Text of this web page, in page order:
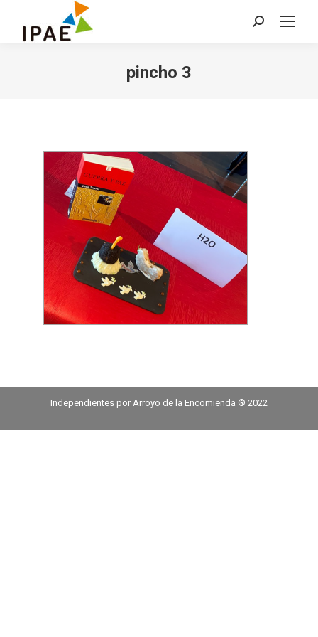
Buscar:
pincho 3
Independientes por Arroyo de la Encomienda ® 2022